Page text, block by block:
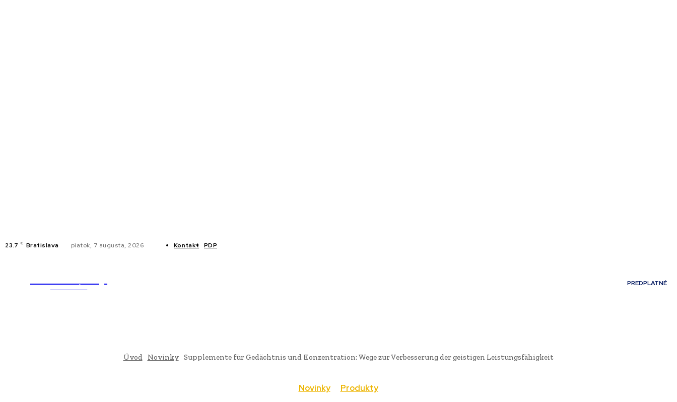
23.7 C Bratislava piatok, 7 augusta, 2026 Kontakt PDP
PREDPLATNÉ
Úvod Novinky Supplemente für Gedächtnis und Konzentration: Wege zur Verbesserung der geistigen Leistungsfähigkeit
Novinky Produkty